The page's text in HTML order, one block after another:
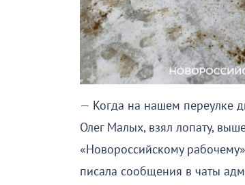
— Когда на нашем переулке
Олег Малых, взял лопату,
«Новороссийскому
писала сообщения в чаты